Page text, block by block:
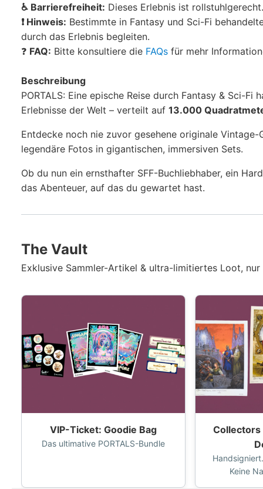
♿ Barrierefreiheit: Dieses Erlebnis ist rollstuhlgerecht.
❗ Hinweis: Bestimmte in Fantasy und Sci-Fi
durch das Erlebnis begleiten.
❓ FAQ: Bitte konsultiere die FAQs für mehr
Beschreibung
PORTALS: Eine epische Reise durch Fantasy & Sci-
Erlebnisse der Welt – verteilt auf 13.000
Entdecke noch nie zuvor gesehene originale
legendäre Fotos in gigantischen, immersiven Sets.
Ob du nun ein ernsthafter SFF-Buchliebhaber, ein
das Abenteuer, auf das du gewartet hast.
The Vault
Exklusive Sammler-Artikel & ultra-limitiertes Loot, nur
VIP-Ticket: Goodie Bag
Das ultimative PORTALS-Bundle
Keine